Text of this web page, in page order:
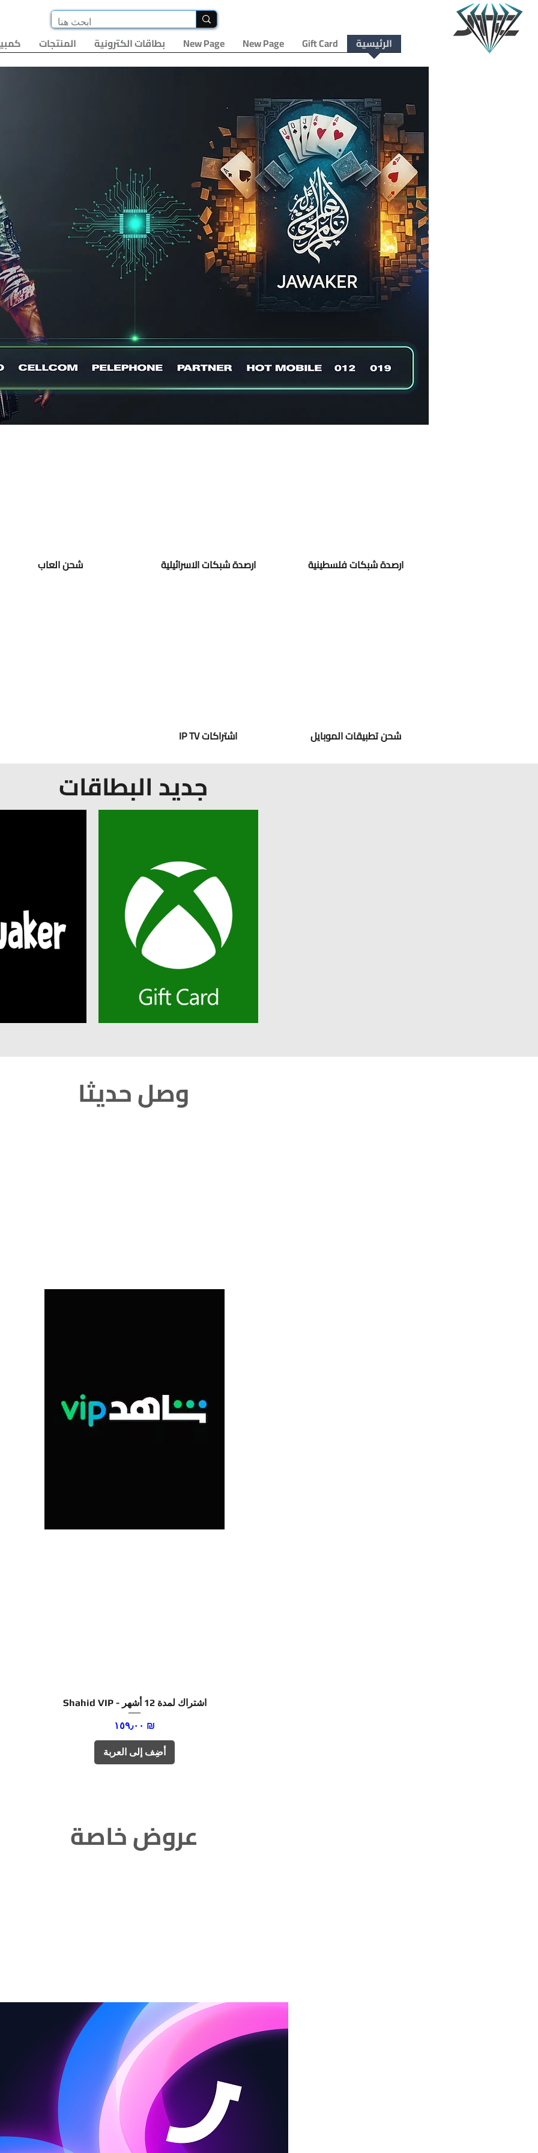
الرئيسية Gift Card
New Page
New Page بطاقات الكترونية المنتجات
ارصدة شبكات فلسطينية
شحن تطبيقات الموبايل
ارصدة شبكات الاسرائيلية
اشتراكات IP TV
شحن العاب
جديد البطاقات
وصل حديثا
العرض السريعShahid VIP - اشتراك لمدة 12 أشهر
السعر
‏١٥٩٫٠٠ ₪
أضِف إلى العربة
عروض خاصة